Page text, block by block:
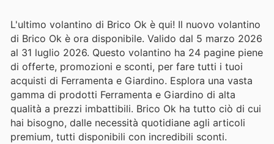
L'ultimo volantino di Brico Ok è qui! Il nuovo volantino
di Brico Ok è ora disponibile. Valido dal 5 marzo 2026
al 31 luglio 2026. Questo volantino ha 24 pagine piene
di offerte, promozioni e sconti, per fare tutti i tuoi
acquisti di Ferramenta e Giardino. Esplora una vasta
gamma di prodotti Ferramenta e Giardino di alta
qualità a prezzi imbattibili. Brico Ok ha tutto ciò di cui
hai bisogno, dalle necessità quotidiane agli articoli
premium, tutti disponibili con incredibili sconti.